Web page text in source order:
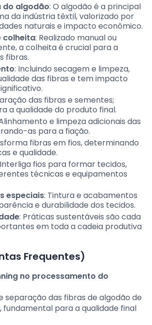
do algodão: O algodão é a principal
da indústria têxtil, valorizado por
naturais e impacto econômico.
colheita: Realizado manual ou
a colheita é crucial para a
fibras.
: Incluindo secagem e limpeza,
das fibras e tem impacto
das fibras e sementes;
a qualidade do produto final.
e limpeza adicionais das
as para a fiação.
fibras em fios, determinando
e qualidade.
fios para formar tecidos,
técnicas e equipamentos
especiais: Tintura e acabamentos
e durabilidade dos tecidos.
: Práticas sustentáveis são cada
em toda a cadeia produtiva
Frequentes)
no processamento do
separação das fibras de algodão de
fundamental para a qualidade final